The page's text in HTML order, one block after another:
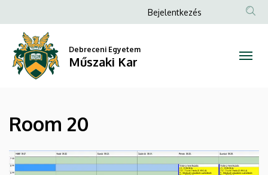
20
Műszaki
a
tartalomra
Anonim
Bejelentkezés
Debreceni Egyetem
Műszaki Kar
Room 20